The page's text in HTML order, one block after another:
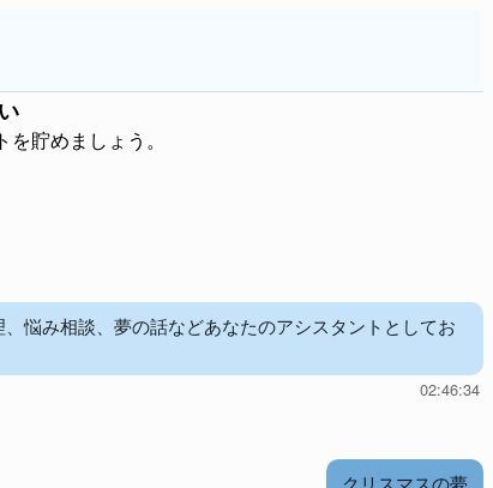
貯めましょう。
悩み相談、夢の話などあなたのアシスタントとしてお
02:46:34
クリスマスの夢